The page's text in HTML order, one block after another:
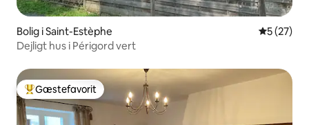
Bolig i Saint-Estèphe 5 ud af 5 i
5 (27)
Dejligt hus i Périgord vert
Bedste gæstefavorit
Gæstefavorit